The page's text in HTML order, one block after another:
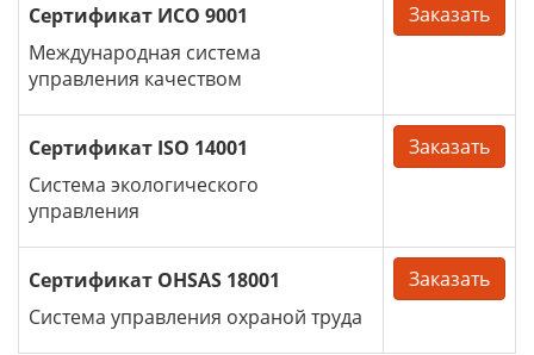
Сертификат ИСО 9001
Международная система
управления качеством
Заказать
Сертификат ISO 14001
Cистема экологического
управления
Заказать
Сертификат OHSAS 18001
Система управления охраной труда
Заказать